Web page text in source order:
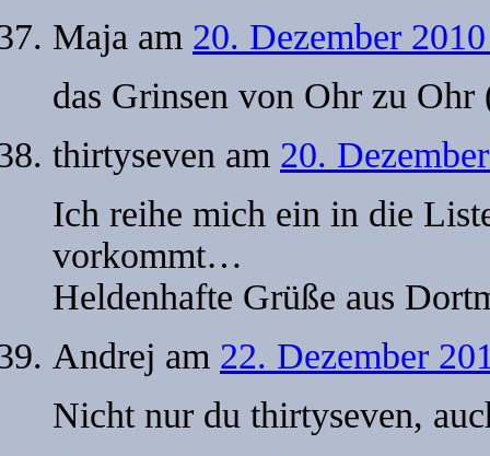
Maja am 20. Dezember
das Grinsen von Ohr zu
thirtyseven am 20.
Ich reihe mich ein in die
vorkommt…
Heldenhafte Grüße aus
Andrej am 22. Dezember
Nicht nur du thirtyseven,